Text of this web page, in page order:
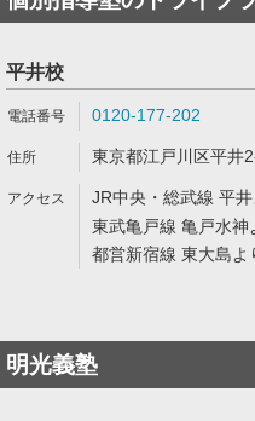
平井校
0120-177-202
東京都江戸川区平井
JR中央・総武線 平
東武亀戸線 亀戸水
都営新宿線 東大島よ
明光義塾